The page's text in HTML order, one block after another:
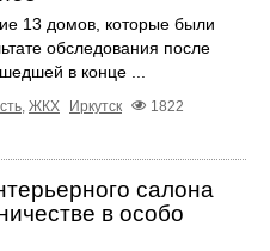
13 домов, которые были
обследования после
в конце ...
ЖКХ Иркутск
1822
салона
в особо